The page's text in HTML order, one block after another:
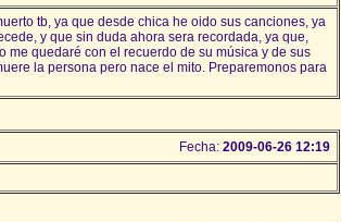
tb, ya que desde chica he oido sus canciones, ya
y que sin duda ahora sera recordada, ya que,
me quedaré con el recuerdo de su música y de sus
la persona pero nace el mito. Preparemonos para
Fecha: 2009-06-26 12:19